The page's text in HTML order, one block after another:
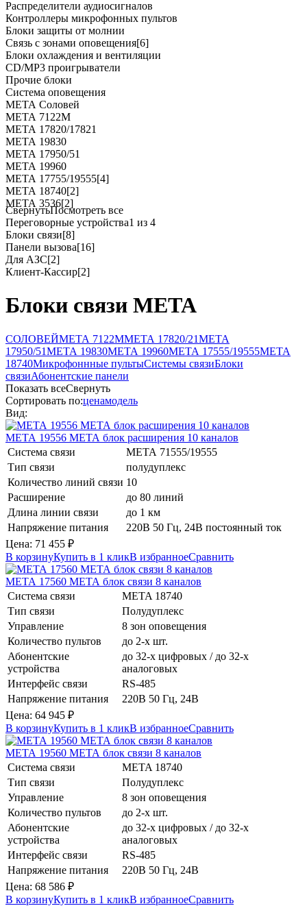
Распределители аудиосигналов
Контроллеры микрофонных пультов
Блоки защиты от молнии
Связь с зонами оповещения[6]
Блоки охлаждения и вентиляции
CD/MP3 проигрыватели
Прочие блоки
Система оповещения
МЕТА Соловей
МЕТА 7122М
МЕТА 17820/17821
МЕТА 19830
МЕТА 17950/51
МЕТА 19960
МЕТА 17755/19555[4]
МЕТА 18740[2]
МЕТА 3536[2]
СвернутьПосмотреть все
Переговорные устройства1 из 4
Блоки связи[8]
Панели вызова[16]
Для АЗС[2]
Клиент-Кассир[2]
Блоки связи МЕТА
СОЛОВЕЙМЕТА 7122ММЕТА 17820/21МЕТА
17950/51МЕТА 19830МЕТА 19960МЕТА 17555/19555МЕТА
18740Микрофоннные пультыСистемы связиБлоки
связиАбонентские панели
Показать всеСвернуть
Сортировать по:ценамодель
Вид:
МЕТА 19556 МЕТА блок расширения 10 каналов
Система связи
МЕТА 71555/19555
Тип связи
полудуплекс
Количество линий связи 10
Расширение
до 80 линий
Длина линии связи
до 1 км
Напряжение питания
220В 50 Гц, 24В постоянный ток
Цена: 71 455 ₽
В корзинуКупить в 1 кликВ избранноеСравнить
МЕТА 17560 МЕТА блок связи 8 каналов
Система связи
META 18740
Тип связи
Полудуплекс
Управление
8 зон оповещения
Количество пультов
до 2-х шт.
Абонентские
устройства
до 32-х цифровых / до 32-х
аналоговых
Интерфейс связи
RS-485
Напряжение питания
220В 50 Гц, 24В
Цена: 64 945 ₽
В корзинуКупить в 1 кликВ избранноеСравнить
МЕТА 19560 МЕТА блок связи 8 каналов
Система связи
META 18740
Тип связи
Полудуплекс
Управление
8 зон оповещения
Количество пультов
до 2-х шт.
Абонентские
устройства
до 32-х цифровых / до 32-х
аналоговых
Интерфейс связи
RS-485
Напряжение питания
220В 50 Гц, 24В
Цена: 68 586 ₽
В корзинуКупить в 1 кликВ избранноеСравнить